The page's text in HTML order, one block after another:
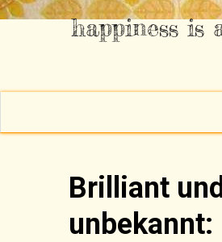
happiness is
Brilliant
unbekannt: